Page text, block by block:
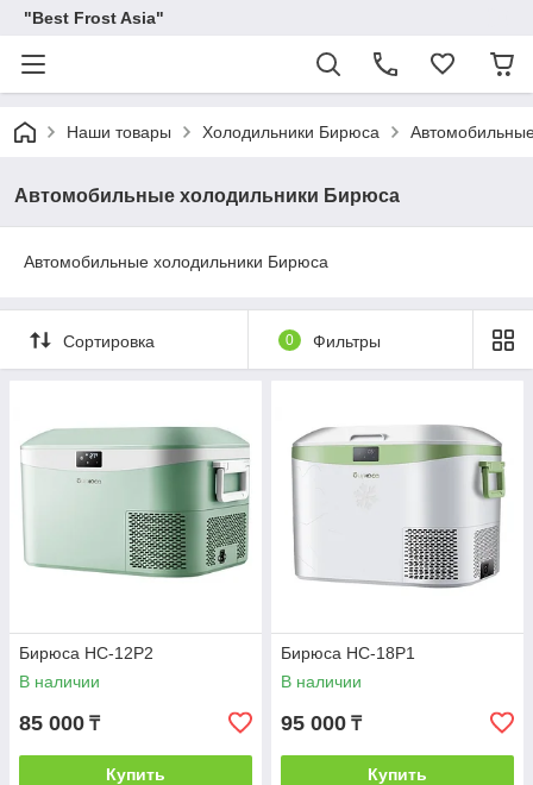
"Best Frost Asia"
Наши товары Холодильники Бирюса
Автомобильные холодильники Бирюса
Автомобильные холодильники Бирюса
Сортировка 0 Фильтры
Бирюса НС-12P2
В наличии
85 000 ₸
Купить
Бирюса НС-18P1
В наличии
95 000 ₸
Купить